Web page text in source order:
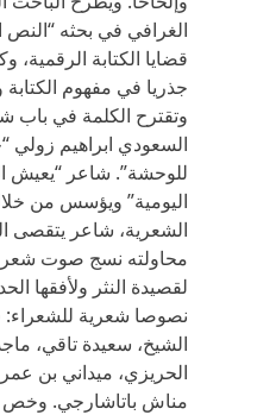
الغرافي في بحثه “النص
قضايا الكتابة الرقمية،
جذريا في مفهوم
وتقترح الكلمة في باب
السعودي ابراهيم
للوحشة”. شاعر “يعيش
اليومية” ويؤسس من
الشعرية، شاعر يتقصى
محاولته نسج صوت
لقصيدة النثر ولأفقها
نصوصا شعرية
الشيخ، سعيدة تاقي،
الحريزي، ميداني بن
مناش باتاشارجي. وخص